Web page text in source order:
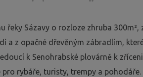
řeky Sázavy o rozloze zhruba 300m²,
a z opačné dřevěným zábradlím,
k Senohrabské plovárně k
rybáře, turisty, trempy a